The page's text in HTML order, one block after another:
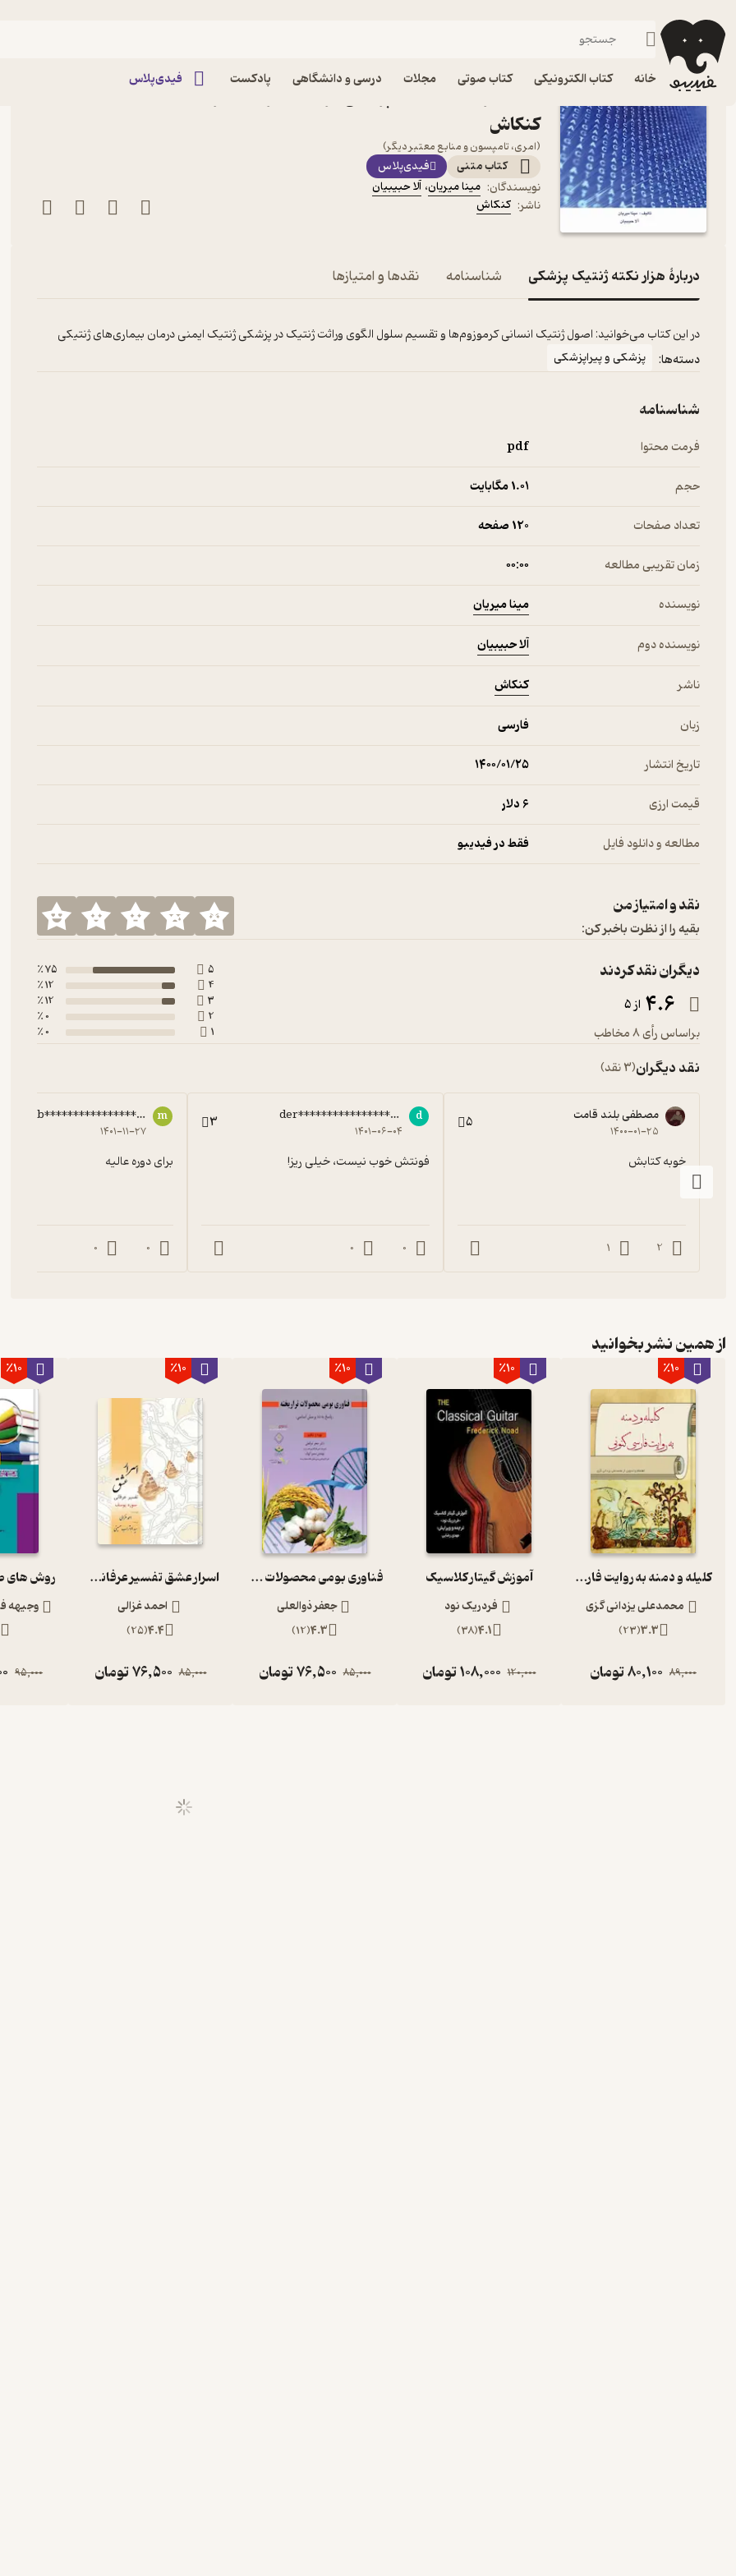
خانه کتاب الکترونیکی کتاب صوتی مجلات درسی و دانشگاهی پادکست فیدی‌پلاس
فیدیبو کتاب الکترونیکی
کنکاش
(امری، تامپسون و منابع معتبر دیگر)
کتاب متنی
فیدی‌پلاس
نویسندگان: مینا میریان، آلا حبیبیان
ناشر: کنکاش
دربارۀ هزار نکته ژنتیک پزشکی شناسنامه نقدها و امتیازها
در این کتاب می‌خوانید: اصول ژنتیک انسانی کرموزوم‌ها و تقسیم سلول الگوی وراثت ژنتیک در پزشکی ژنتیک ایمنی درمان بیماری‌های ژنتیکی
دسته‌ها: پزشکی و پیراپزشکی
شناسنامه
فرمت محتوا pdf
حجم 1.۰۱ مگابایت
تعداد صفحات 120 صفحه
زمان تقریبی مطالعه ۰۰:۰۰
نویسنده مینا میریان
نویسنده دوم آلا حبیبیان
ناشر کنکاش
زبان فارسی
تاریخ انتشار ۱۴۰۰/۰۱/۲۵
قیمت ارزی 6 دلار
مطالعه و دانلود فایل فقط در فیدیبو
نقد و امتیاز من
بقیه را از نظرت باخبر کن:
دیگران نقد کردند
4.6 از 5
براساس رأی 8 مخاطب
5
75 ٪
4
12 ٪
3
12 ٪
2
0 ٪
1
0 ٪
نقد دیگران(3 نقد)
مصطفی بلند قامت
۱۴۰۰-۰۱-۲۵ 5
خوبه کتابش
2
1
d
der*****************@gmail.com
۱۴۰۱-۰۶-۰۴ 3
فونتش خوب نیست، خیلی ریز!
0
0
m
mtb*******************@gmail.com
۱۴۰۱-۱۱-۲۷
برای دوره عالیه
0
0
از همین نشر بخوانید
٪10
کلیله و دمنه به روایت فارسی کنونی
محمدعلی یزدانی گزی
3.3
(
23
)
89,000
80,100تومان
٪10
آموزش گیتار کلاسیک
فردریک نود
4.1
(
38
)
120,000
108,000تومان
٪10
فناوری بومی محصولات گیاهی تراریخته
جعفر ذوالعلی
4.3
(
12
)
85,000
76,500تومان
٪10
اسرار عشق تفسیر عرفانی سوره یوسف
احمد غزالی
4.4
(
25
)
85,000
76,500تومان
٪10
وجیهه
95,000